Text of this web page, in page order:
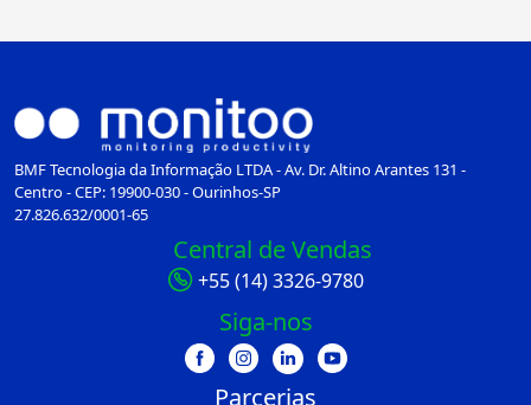
BMF Tecnologia da Informação LTDA - Av. Dr. Altino Arantes 131 -
Centro - CEP: 19900-030 - Ourinhos-SP
27.826.632/0001-65
Central de Vendas
+55 (14) 3326-9780
Siga-nos
Parcerias